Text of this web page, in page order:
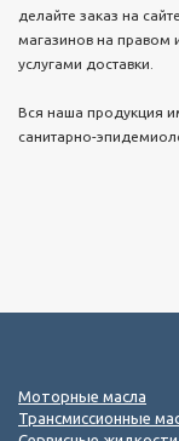
делайте заказ на
магазинов на правом
услугами доставки.
Вся наша продукция
санитарно-
Моторные масла
Трансмиссионные